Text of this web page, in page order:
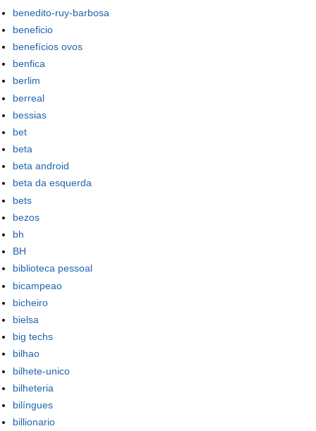
benedito-ruy-barbosa
beneficio
benefícios ovos
benfica
berlim
berreal
bessias
bet
beta
beta android
beta da esquerda
bets
bezos
bh
BH
biblioteca pessoal
bicampeao
bicheiro
bielsa
big techs
bilhao
bilhete-unico
bilheteria
bilíngues
billionario